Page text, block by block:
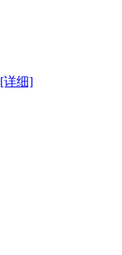
[详细]